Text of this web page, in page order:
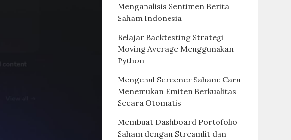
Menganalisis Sentimen Berita
Saham Indonesia
Belajar Backtesting Strategi
Moving Average Menggunakan
Python
Mengenal Screener Saham: Cara
Menemukan Emiten Berkualitas
Secara Otomatis
Membuat Dashboard Portofolio
Saham dengan Streamlit dan